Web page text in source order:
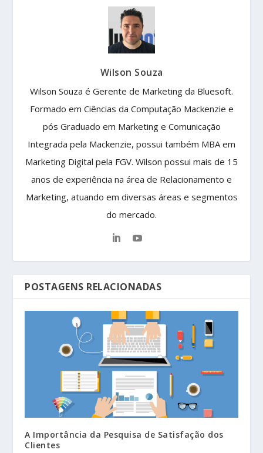
Wilson Souza
Wilson Souza é Gerente de Marketing da Bluesoft.
Formado em Ciências da Computação Mackenzie e
pós Graduado em Marketing e Comunicação
Integrada pela Mackenzie, possui também MBA em
Marketing Digital pela FGV. Wilson possui mais de 15
anos de experiência na área de Relacionamento e
Marketing, atuando em diversas áreas e segmentos
do mercado.
POSTAGENS RELACIONADAS
A Importância da Pesquisa de Satisfação dos
Clientes